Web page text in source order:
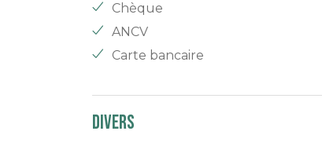
Chèque
ANCV
Carte bancaire
Divers